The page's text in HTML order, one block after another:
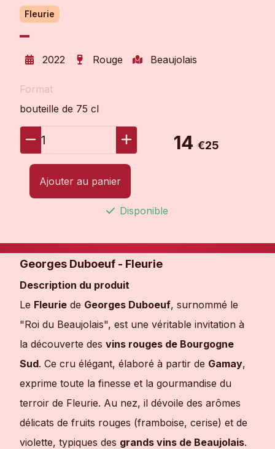
Fleurie
2022 Rouge Beaujolais
Format
bouteille de 75 cl
1 14 €25
Ajouter au panier
Disponible
Georges Duboeuf - Fleurie
Description du produit
Le Fleurie de Georges Duboeuf, surnommé le
"Roi du Beaujolais", est une véritable invitation à
la découverte des vins rouges de Bourgogne
Sud. Ce cru élégant, élaboré à partir de Gamay,
exprime toute la finesse et la gourmandise du
terroir de Fleurie. Au nez, il dévoile des arômes
délicats de fruits rouges (framboise, cerise) et de
violette, typiques des grands vins de Beaujolais.